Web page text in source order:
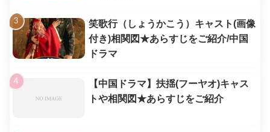
笑歌行（しょうかこう）キャスト(画像
付き)相関図★あらすじをご紹介/中国
ドラマ
【中国ドラマ】扶揺(フーヤオ)キャス
トや相関図★あらすじをご紹介